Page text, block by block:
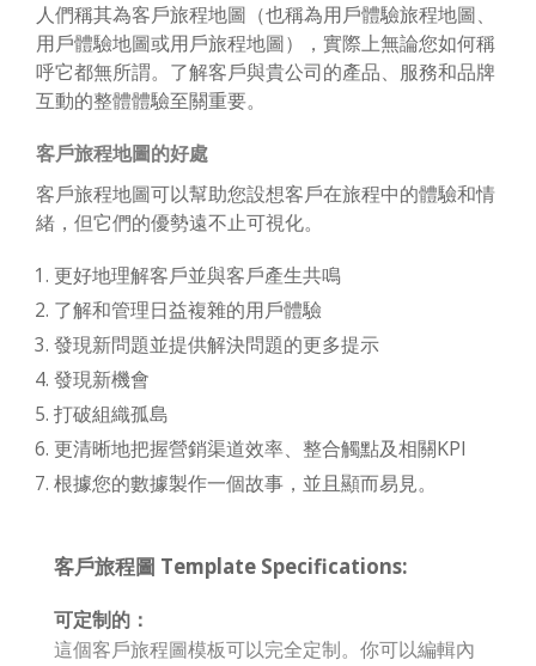
人們稱其為客戶旅程地圖（也稱為用戶體驗旅程地圖、
用戶體驗地圖或用戶旅程地圖），實際上無論您如何稱
呼它都無所謂。了解客戶與貴公司的產品、服務和品牌
互動的整體體驗至關重要。
客戶旅程地圖的好處
客戶旅程地圖可以幫助您設想客戶在旅程中的體驗和情
緒，但它們的優勢遠不止可視化。
更好地理解客戶並與客戶產生共鳴
了解和管理日益複雜的用戶體驗
發現新問題並提供解決問題的更多提示
發現新機會
打破組織孤島
更清晰地把握營銷渠道效率、整合觸點及相關KPI
根據您的數據製作一個故事，並且顯而易見。
客戶旅程圖 Template Specifications:
可定制的：
這個客戶旅程圖模板可以完全定制。你可以編輯內